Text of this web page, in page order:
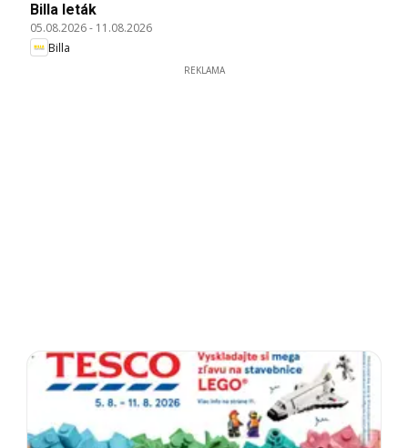
Billa leták
05.08.2026- 11.08.2026
Billa
REKLAMA